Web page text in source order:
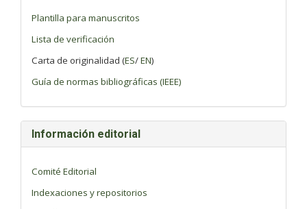
Plantilla para manuscritos
Lista de verificación
Carta de originalidad (ES/EN)
Guía de normas bibliográficas (IEEE)
Información editorial
Comité Editorial
Indexaciones y repositorios